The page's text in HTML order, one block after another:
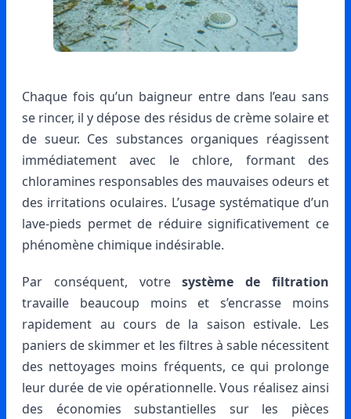
Chaque fois qu’un baigneur entre dans l’eau sans
se rincer, il y dépose des résidus de crème solaire et
de sueur. Ces substances organiques réagissent
immédiatement avec le chlore, formant des
chloramines responsables des mauvaises odeurs et
des irritations oculaires. L’usage systématique d’un
lave-pieds permet de réduire significativement ce
phénomène chimique indésirable.
Par conséquent, votresystème de filtration
travaille beaucoup moins et s’encrasse moins
rapidement au cours de la saison estivale. Les
paniers de skimmer et les filtres à sable nécessitent
des nettoyages moins fréquents, ce qui prolonge
leur durée de vie opérationnelle. Vous réalisez ainsi
des économies substantielles sur les pièces